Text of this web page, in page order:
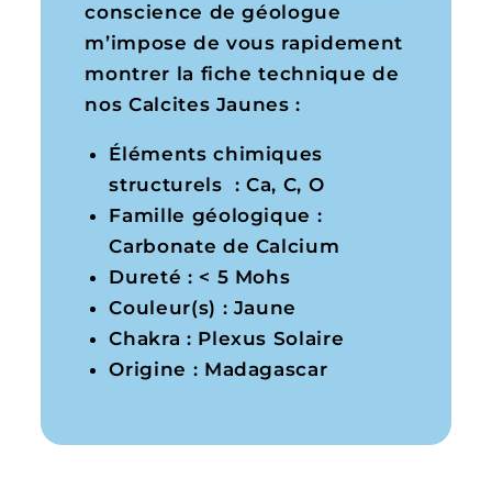
conscience de géologue
m’impose de vous rapidement
montrer la fiche technique de
nos Calcites Jaunes :
Éléments chimiques
structurels : Ca, C, O
Famille géologique :
Carbonate de Calcium
Dureté : < 5 Mohs
Couleur(s) : Jaune
Chakra : Plexus Solaire
Origine : Madagascar